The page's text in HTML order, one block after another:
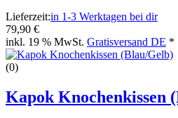
Lieferzeit:in 1-3 Werktagen bei dir
79,90 €
inkl. 19 % MwSt. Gratisversand DE *
(0)
Kapok Knochenkissen